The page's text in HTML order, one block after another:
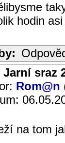
hodin
Jarní sraz
Rom@n
na tom